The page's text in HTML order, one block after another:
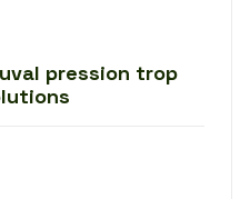
pression trop